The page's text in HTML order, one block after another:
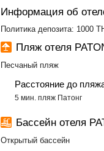
Информация об
Политика депозита: 1000
Пляж отеля
Песчаный пляж
Расстояние до
5 мин. пляж Патонг
Бассейн отеля
Открытый бассейн